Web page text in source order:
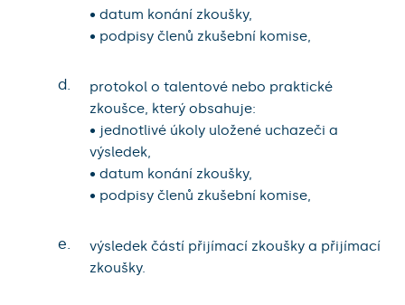
• datum konání zkoušky,
• podpisy členů zkušební komise,
d.
protokol o talentové nebo praktické
zkoušce, který obsahuje:
• jednotlivé úkoly uložené uchazeči a
výsledek,
• datum konání zkoušky,
• podpisy členů zkušební komise,
e.
výsledek částí přijímací zkoušky a přijímací
zkoušky.